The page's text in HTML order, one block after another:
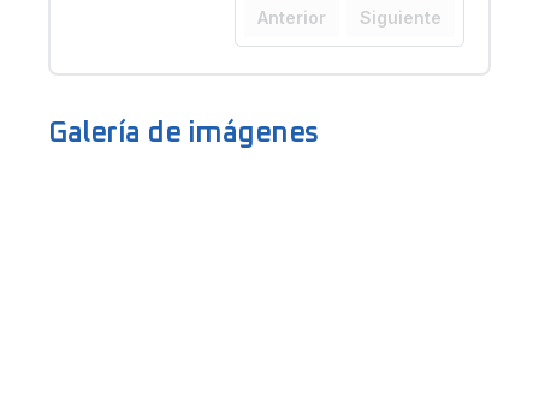
Anterior Siguiente
Galería de imágenes